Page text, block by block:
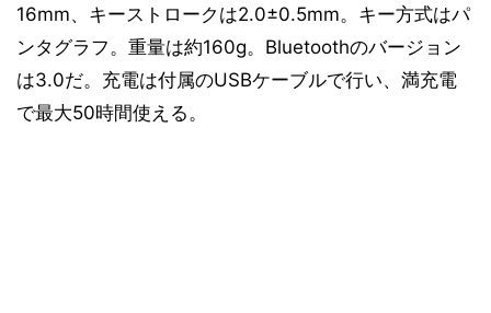
16mm、キーストロークは2.0±0.5mm。キー方式はパ
ンタグラフ。重量は約160g。Bluetoothのバージョン
は3.0だ。充電は付属のUSBケーブルで行い、満充電
で最大50時間使える。